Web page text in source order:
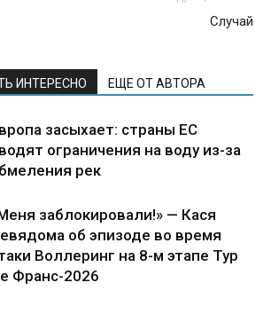
Случай
ИНТЕРЕСНО ЕЩЕ ОТ АВТОРА
засыхает: страны ЕС
ограничения на воду из-за
рек
заблокировали!» — Кася
об эпизоде во время
Воллеринг на 8-м этапе Тур
Франс-2026